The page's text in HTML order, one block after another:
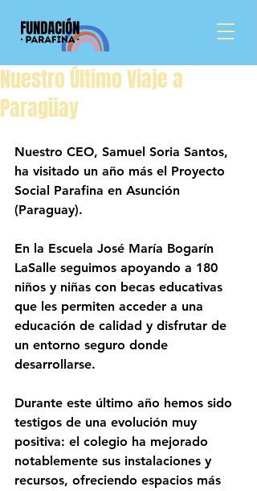
Nuestro Último Viaje a
Paragüay
Nuestro CEO, Samuel Soria Santos,
ha visitado un año más el Proyecto
Social Parafina en Asunción
(Paraguay).
En la Escuela José María Bogarín
LaSalle seguimos apoyando a 180
niños y niñas con becas educativas
que les permiten acceder a una
educación de calidad y disfrutar de
un entorno seguro donde
desarrollarse.
Durante este último año hemos sido
testigos de una evolución muy
positiva: el colegio ha mejorado
notablemente sus instalaciones y
recursos, ofreciendo espacios más